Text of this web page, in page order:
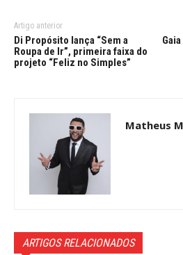
Artigo anterior
Di Propósito lança “Sem a
Roupa de Ir”, primeira faixa do
projeto “Feliz no Simples”
Matheus
ARTIGOS RELACIONADOS